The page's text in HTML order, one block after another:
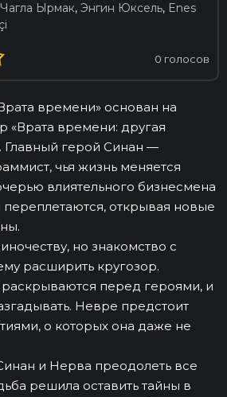
Чагла Ырмак, Энгин Юксель, Enes
0 голосов
времени» основан на
времени: другая
Главный герой Синан —
чья жизнь меняется
влиятельного бизнесмена
открывая новые
но знакомство с
расширить кругозор.
перед героями, и
Невре предстоит
о которых она даже не
и Нерва преодолеть все
решила оставить тайны в